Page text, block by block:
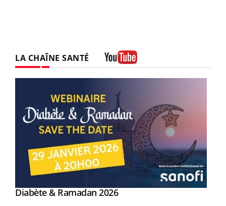
LA CHAÎNE SANTÉ
Youtube
Diabète & Ramadan 2026Youtube